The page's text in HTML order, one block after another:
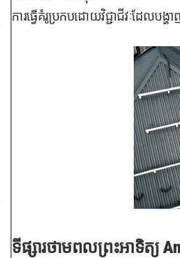
ការធ្វើគំរូប្រកបដោយវិជ្ជាជីវៈដែ
ទីផ្សារថាមពលព្រះអាទិត្យ